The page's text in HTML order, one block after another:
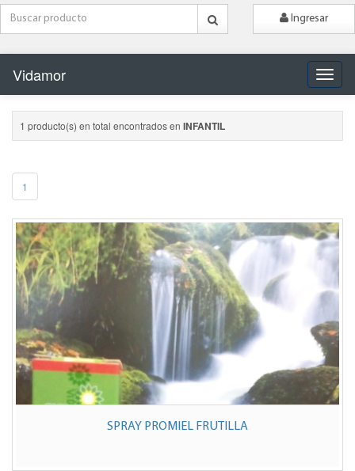
Ingresar
Vidamor
1 producto(s) en total encontrados en INFANTIL
1
SPRAY PROMIEL FRUTILLA